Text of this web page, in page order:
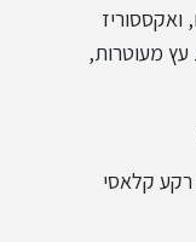
עץ מעוטרות,
רקע קלאסי